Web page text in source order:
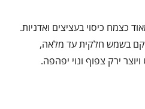
כצמח כיסוי בעציצים ואדניות.
בשמש חלקית עד מלאה,
ירק צפוף ונוי יפהפה.